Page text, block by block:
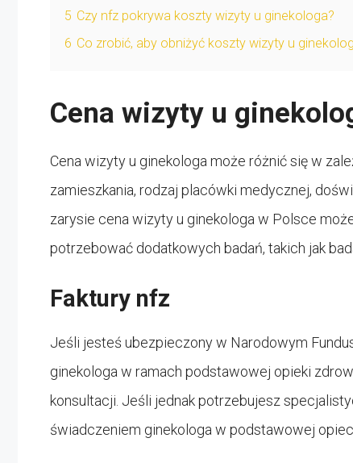
5 Czy nfz pokrywa koszty wizyty u ginekologa?
6 Co zrobić, aby obniżyć koszty wizyty u
Cena wizyty u
Cena wizyty u ginekologa może różnić się w
zamieszkania, rodzaj placówki medycznej,
zarysie cena wizyty u ginekologa w Polsce
potrzebować dodatkowych badań, takich jak
Faktury nfz
Jeśli jesteś ubezpieczony w Narodowym
ginekologa w ramach podstawowej opieki
konsultacji. Jeśli jednak potrzebujesz
świadczeniem ginekologa w podstawowej